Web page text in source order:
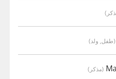
(طفل, ولد)
(مذكر)